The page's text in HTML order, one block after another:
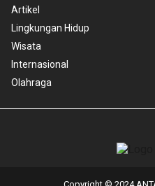
Artikel
Lingkungan Hidup
Wisata
Internasional
Olahraga